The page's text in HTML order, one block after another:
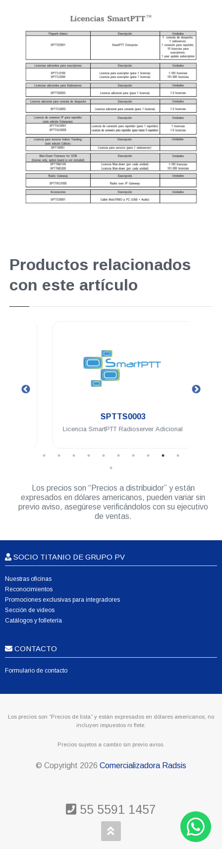
Productos relacionados
con este artículo
SPTTS0003
Licencia SmartPTT Radioserver Adicional
Los precios son “Precios a distribuidor” y están
expresados en dólares americanos, pueden variar sin
previo aviso, asegúrese verificándolos con su ejecutivo
de ventas.
SOCIO TITANIO DE GRUPO PV
Nuestras oficinas
Reconocimientos
Promociones exclusivas para integradores
Sección de videos
Catálogos y folletería
CONTACTO
Formulario de contacto
Los precios son “Precios de lista” y están expresados en dólares americanos, no
incluyen impuestos ni flete.
Precios sujetos a cambio sin previo aviso.
© Copyright 2026 Comercializadora Radsis
55 5591 1457